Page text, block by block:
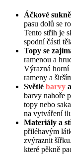
Áčkové
pasu dolů se
Tento střih je
spodní části
Topy se
ramenou a
Výrazná horní
rameny a
Světlé barvy
barvy nahoře
topy nebo
na vytváření
Materiály a
přiléhavým
zvýraznit
které pěkně